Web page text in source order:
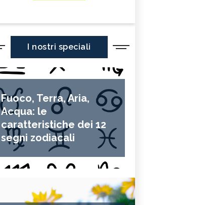
I nostri speciali
Fuoco, Terra, Aria,
Acqua: le
caratteristiche dei 12
segni zodiacali